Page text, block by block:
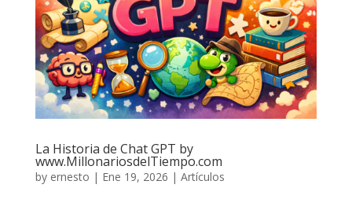
La Historia de Chat GPT by
www.MillonariosdelTiempo.com
by ernesto | Ene 19, 2026 | Artículos